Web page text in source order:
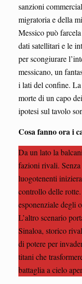
sanzioni
migratoria e della
Messico può
dati satellitari e le
per scongiurare
messicano, un
i lati del confine.
morte di un capo
ipotesi sul tavolo
Cosa fanno ora i
Da un lato la
fazioni rivali.
luogotenenti
controllo delle
esponenziale degli
L’altro scenario
Sinaloa, storico
di potere per
titani che
battaglia a cielo